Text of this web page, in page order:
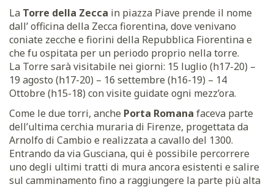
La Torre della Zecca in piazza Piave prende il nome
dall’ officina della Zecca fiorentina, dove venivano
coniate zecche e fiorini della Repubblica Fiorentina e
che fu ospitata per un periodo proprio nella torre.
La Torre sarà visitabile nei giorni: 15 luglio (h17-20) –
19 agosto (h17-20) – 16 settembre (h16-19) – 14
Ottobre (h15-18) con visite guidate ogni mezz’ora.
Come le due torri, anche Porta Romana faceva parte
dell’ultima cerchia muraria di Firenze, progettata da
Arnolfo di Cambio e realizzata a cavallo del 1300.
Entrando da via Gusciana, qui è possibile percorrere
uno degli ultimi tratti di mura ancora esistenti e salire
sul camminamento fino a raggiungere la parte più alta